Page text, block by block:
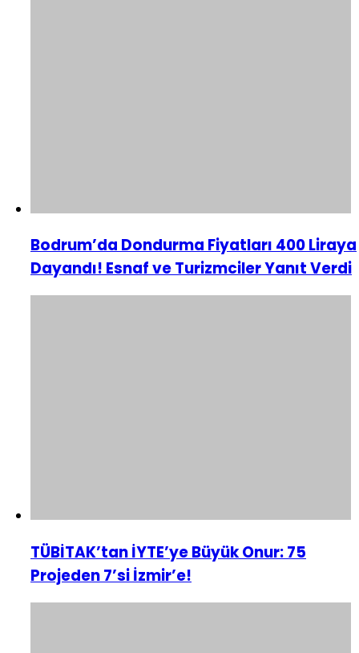
Bodrum’da Dondurma Fiyatları 400 Liraya
Dayandı! Esnaf ve Turizmciler Yanıt Verdi
TÜBİTAK’tan İYTE’ye Büyük Onur: 75
Projeden 7’si İzmir’e!